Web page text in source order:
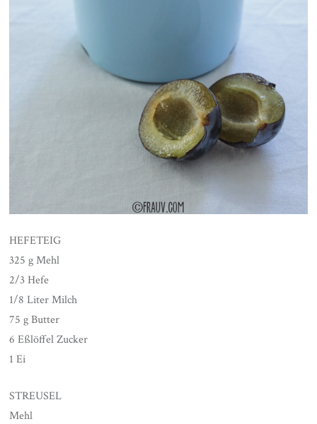
HEFETEIG
325 g Mehl
2/3 Hefe
1/8 Liter Milch
75 g Butter
6 Eßlöffel Zucker
1 Ei
STREUSEL
Mehl